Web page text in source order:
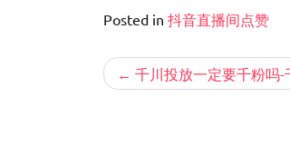
Posted in 抖音直播间点赞
文 千川投放一定要千粉吗-